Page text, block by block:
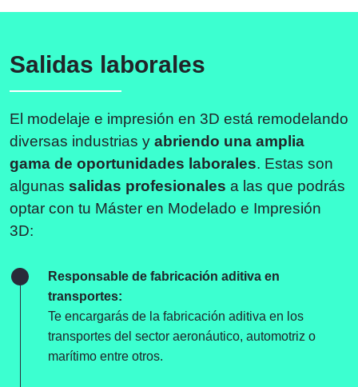
Salidas laborales
El modelaje e impresión en 3D está remodelando
diversas industrias y abriendo una amplia
gama de oportunidades laborales. Estas son
algunas salidas profesionales a las que podrás
optar con tu Máster en Modelado e Impresión
3D:
Responsable de fabricación aditiva en
transportes:
Te encargarás de la fabricación aditiva en los
transportes del sector aeronáutico, automotriz o
marítimo entre otros.